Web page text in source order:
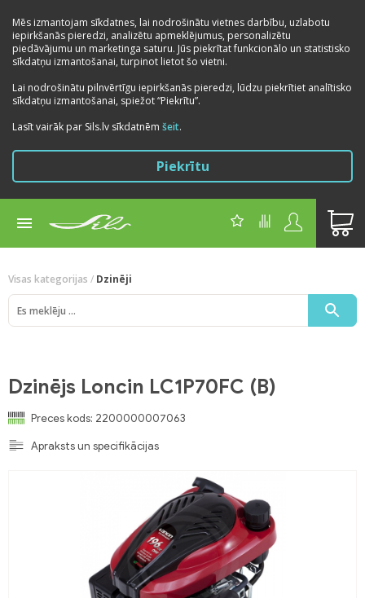
Mēs izmantojam sīkdatnes, lai nodrošinātu vietnes darbību, uzlabotu
iepirkšanās pieredzi, analizētu apmeklējumus, personalizētu
piedāvājumu un marketinga saturu. Jūs piekrītat funkcionālo un statistisko
sīkdatņu izmantošanai, turpinot lietot šo vietni.
Lai nodrošinātu pilnvērtīgu iepirkšanās pieredzi, lūdzu piekrītiet analītisko
sīkdatņu izmantošanai, spiežot “Piekrītu”.
Lasīt vairāk par Sils.lv sīkdatnēm šeit.
Piekrītu
Visas kategorijas / Dzinēji
Dzinējs Loncin LC1P70FC (B)
Preces kods: 2200000007063
Apraksts un specifikācijas